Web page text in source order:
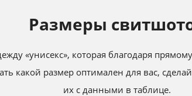
Размеры
«унисекс», которая благодаря
какой размер оптимален для вас,
их с данными в таблице.